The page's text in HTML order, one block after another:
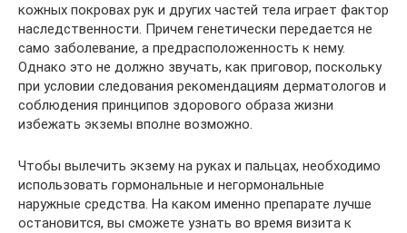
кожных покровах рук и других частей тела играет фактор
наследственности. Причем генетически передается не
само заболевание, а предрасположенность к нему.
Однако это не должно звучать, как приговор, поскольку
при условии следования рекомендациям дерматологов и
соблюдения принципов здорового образа жизни
избежать экземы вполне возможно.
Чтобы вылечить экзему на руках и пальцах, необходимо
использовать гормональные и негормональные
наружные средства. На каком именно препарате лучше
остановится, вы сможете узнать во время визита к